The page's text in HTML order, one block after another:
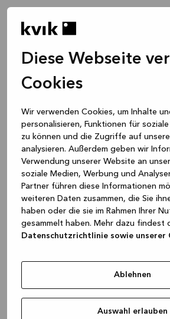
Diese Webseite
Cookies
Wir verwenden Cookies, um Inhalte
personalisieren, Funktionen für
zu können und die Zugriffe auf
analysieren. Außerdem geben wir
Verwendung unserer Website an
soziale Medien, Werbung und
Partner führen diese Informationen
weiteren Daten zusammen, die Sie
haben oder die sie im Rahmen Ihrer
gesammelt haben. Mehr dazu findest
Datenschutzrichtlinie sowie unserer
Ablehnen
Auswahl erlauben
loadingwww.kvik.de (see the
information)